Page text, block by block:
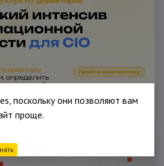
поскольку они позволяют вам
проще.